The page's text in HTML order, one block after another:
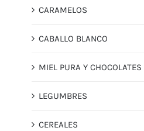
CARAMELOS
CABALLO BLANCO
MIEL PURA Y CHOCOLATES
LEGUMBRES
CEREALES